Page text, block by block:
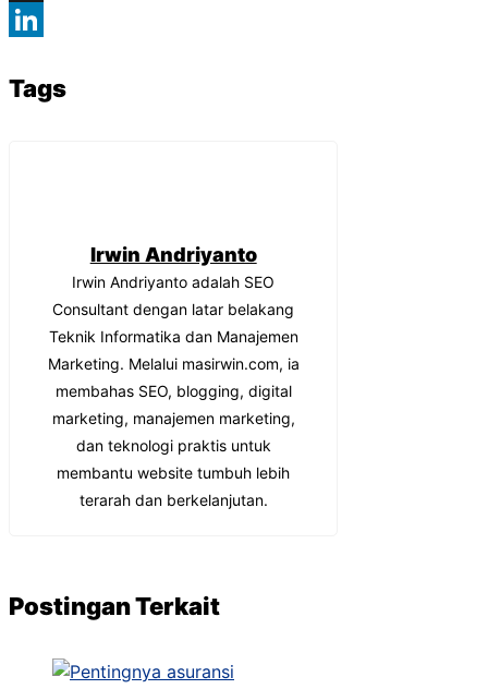
X
Tags
Irwin Andriyanto
Irwin Andriyanto adalah SEO
Consultant dengan latar belakang
Teknik Informatika dan Manajemen
Marketing. Melalui masirwin.com, ia
membahas SEO, blogging, digital
marketing, manajemen marketing,
dan teknologi praktis untuk
membantu website tumbuh lebih
terarah dan berkelanjutan.
Postingan Terkait